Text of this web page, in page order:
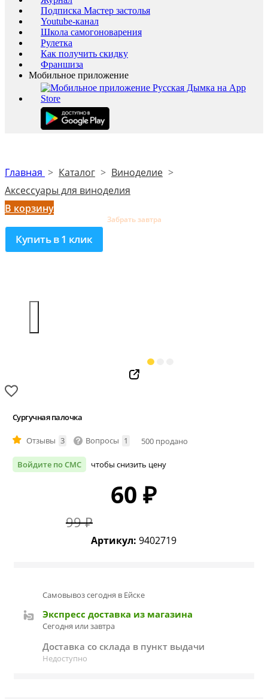
Подписка Мастер застолья
Youtube-канал
Школа самогоноварения
Рулетка
Как получить скидку
Франшиза
Мобильное приложение
Главная > Каталог > Виноделие >
Аксессуары для виноделия
В корзину
Забрать завтра
Купить в 1 клик
Сургучная палочка
Отзывы 3 Вопросы 1 500 продано
Войдите по СМС чтобы снизить цену
60₽
99 ₽
Артикул: 9402719
Самовывоз сегодня в Ейскe
Экспресс доставка из магазина
Сегодня или завтра
Доставка со склада в пункт выдачи
Недоступно